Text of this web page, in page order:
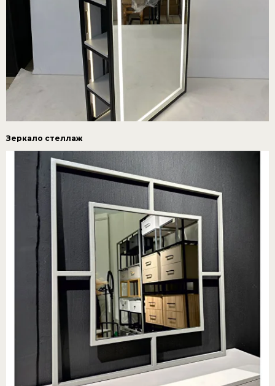
Зеркало стеллаж